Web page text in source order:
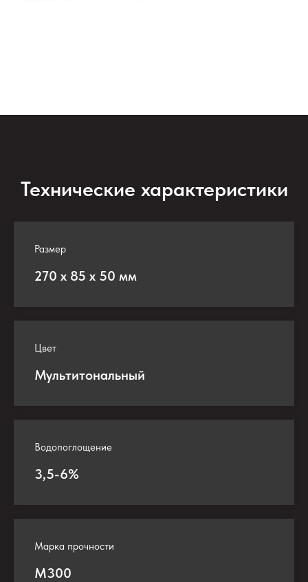
Технические характеристики
Размер
270 х 85 х 50 мм
Цвет
Мультитональный
Водопоглощение
3,5-6%
Марка прочности
М300